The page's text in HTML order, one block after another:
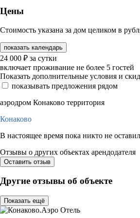
Цены
Стоимость указана за дом целиком в
показать календарь
24 000 ₽ за сутки
включает проживание не более 5 гостей
Показать дополнительные условия и
показывать предложения рядом
аэродром Конаково территория
Конаково
В настоящее время пока никто не
Отзывы о других объектах арендодателя
Оставить отзыв
Другие отзывы об объекте
Показать ещё